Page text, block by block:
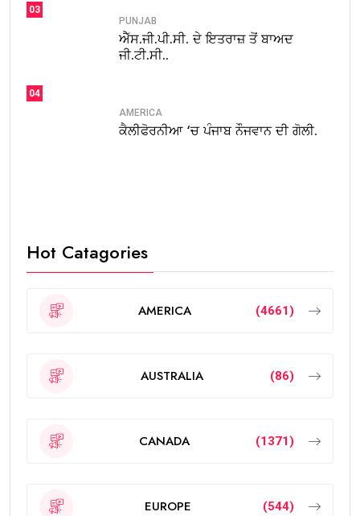
03
PUNJAB
ਐੱਸ.ਜੀ.ਪੀ.ਸੀ. ਦੇ ਇਤਰਾਜ਼ ਤੋਂ ਬਾਅਦ
ਜੀ.ਟੀ.ਸੀ..
04
AMERICA
ਕੈਲੀਫੋਰਨੀਆ ‘ਚ ਪੰਜਾਬ ਨੌਜਵਾਨ ਦੀ ਗੋਲੀ.
Hot Catagories
AMERICA (4661)
AUSTRALIA (86)
CANADA (1371)
EUROPE (544)